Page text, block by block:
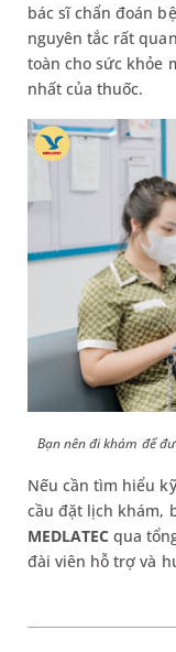
bác sĩ chẩn đoán
nguyên tắc rất
toàn cho sức khỏe
nhất của thuốc.
Bạn nên đi khám để
Nếu cần tìm hiểu
cầu đặt lịch khám,
MEDLATECqua
đài viên hỗ trợ và